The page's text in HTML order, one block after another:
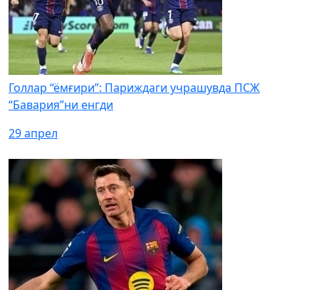
Голлар “ёмғири”: Париждаги учрашувда ПСЖ
“Бавария”ни енгди
29 апрел